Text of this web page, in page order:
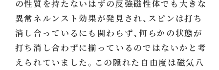
の性質を持たないはずの反強磁性体でも大きな
異常ネルンスト効果が発見され、スピンは打ち
消し合っているにも関わらず、何らかの状態が
打ち消し合わずに揃っているのではないかと考
えられていました。この隠れた自由度は磁気八